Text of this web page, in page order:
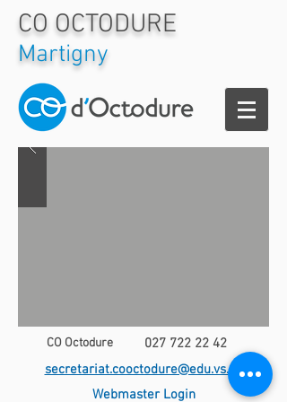
CO OCTODURE
Martigny
CO Octodure
027 722 22 42
secretariat.cooctodure@edu.vs.ch
Webmaster Login